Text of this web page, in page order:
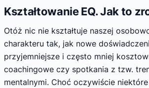
Kształtowanie EQ. Jak to
Otóż nic nie kształtuje naszej
charakteru tak, jak nowe
przyjemniejsze i często mniej
coachingowe czy spotkania z tzw.
mentalnymi. Choć oczywiście